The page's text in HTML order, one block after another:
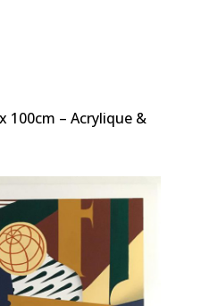
100cm – Acrylique &